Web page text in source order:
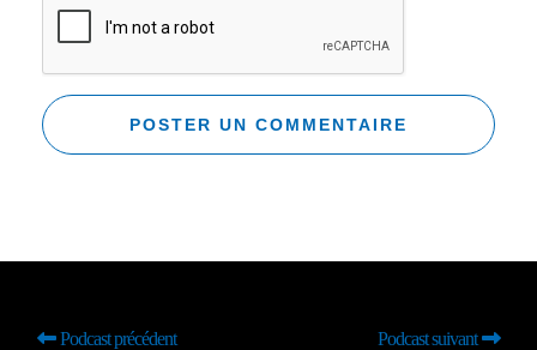
Podcast précédent Podcast suivant